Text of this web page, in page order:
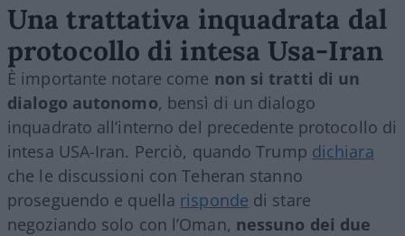
Una trattativa inquadrata dal
protocollo di intesa Usa-Iran
È importante notare come non si tratti di un
dialogo autonomo, bensì di un dialogo
inquadrato all’interno del precedente protocollo di
intesa USA-Iran. Perciò, quando Trump dichiara
che le discussioni con Teheran stanno
proseguendo e quella risponde di stare
negoziando solo con l’Oman, nessuno dei due